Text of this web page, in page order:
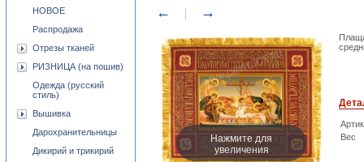
← →
Нажмите для
увеличения
Вес
НОВОЕ
Распродажа
Отрезы тканей
РИЗНИЦА (на пошив)
Одежда (русский
стиль)
Вышивка
Дарохранительницы
Дикирий и трикирий